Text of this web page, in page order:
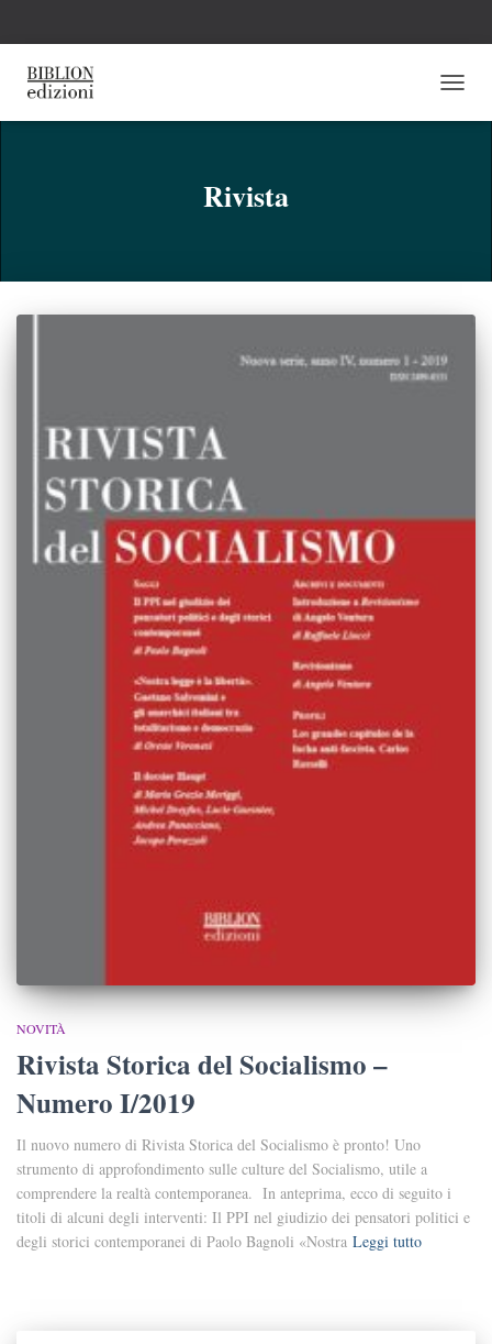
Rivista
NOVITÀ
Rivista Storica del Socialismo –
Numero I/2019
Il nuovo numero di Rivista Storica del Socialismo è pronto! Uno
strumento di approfondimento sulle culture del Socialismo, utile a
comprendere la realtà contemporanea. In anteprima, ecco di seguito i
titoli di alcuni degli interventi: Il PPI nel giudizio dei pensatori politici e
degli storici contemporanei di Paolo Bagnoli «Nostra Leggi tutto